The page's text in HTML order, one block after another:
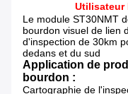
Utilisateur
Le module ST30NMT
bourdon visuel de lien
d'inspection de 30km
dedans et du sud
Application de
bourdon :
Cartographie de